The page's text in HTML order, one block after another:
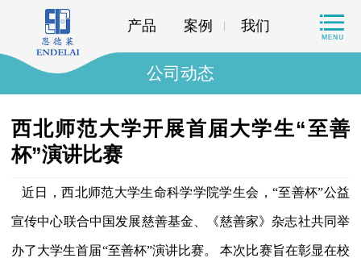
产品 案例 我们
公司动态
西北师范大学开展首届大学生“至善
杯”演讲比赛
近日，西北师范大学生命科学学院学生会，“至善杯”公益
宣传中心联合中国发展慈善基金、《慈善家》杂志社共同举
办了大学生首届“至善杯”演讲比赛。本次比赛旨在彰显在校